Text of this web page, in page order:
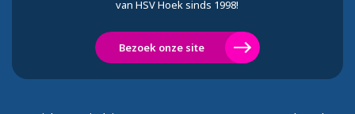
van HSV Hoek sinds 1998!
Bezoek onze site